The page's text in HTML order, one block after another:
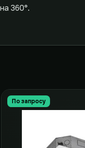
360°.
По запросу